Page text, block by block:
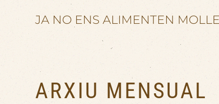
Skip to main content
JA NO ENS ALIMENTEN
ARXIU MENSUAL